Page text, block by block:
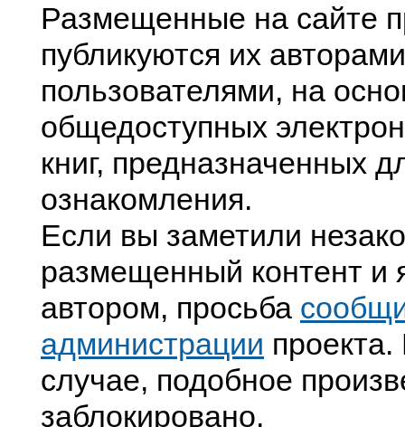
Размещенные на сайте
публикуются их
пользователями, на
общедоступных
книг, предназначенных
ознакомления.
Если вы заметили
размещенный контент и
автором, просьба
администрации
случае, подобное
заблокировано.